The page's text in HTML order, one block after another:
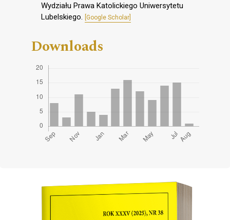
Wydziału Prawa Katolickiego Uniwersytetu
Lubelskiego. [Google Scholar]
Downloads